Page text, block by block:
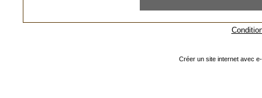
Créer un site internet avec